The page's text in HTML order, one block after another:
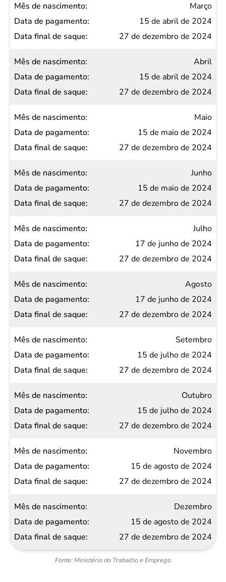
Fonte: Ministério do Trabalho e Emprego
Março
15 de abril de 2024
27 de dezembro de 2024
Abril
15 de abril de 2024
27 de dezembro de 2024
Maio
15 de maio de 2024
27 de dezembro de 2024
Junho
15 de maio de 2024
27 de dezembro de 2024
Julho
17 de junho de 2024
27 de dezembro de 2024
Agosto
17 de junho de 2024
27 de dezembro de 2024
Setembro
15 de julho de 2024
27 de dezembro de 2024
Outubro
15 de julho de 2024
27 de dezembro de 2024
Novembro
15 de agosto de 2024
27 de dezembro de 2024
Dezembro
15 de agosto de 2024
27 de dezembro de 2024